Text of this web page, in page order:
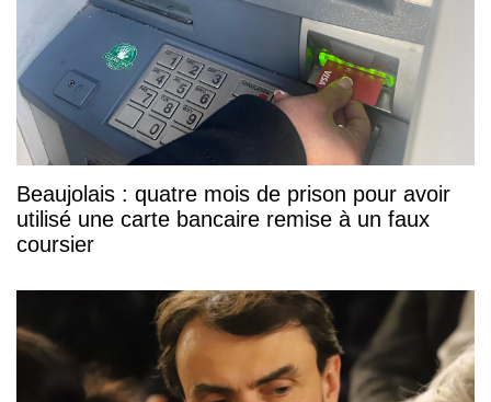
Beaujolais : quatre mois de prison pour avoir
utilisé une carte bancaire remise à un faux
coursier